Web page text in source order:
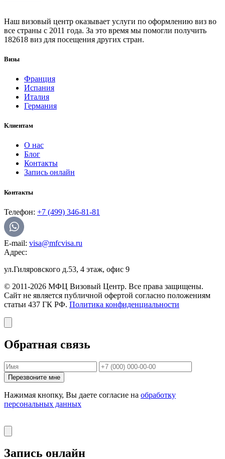
Наш визовый центр оказывает услуги по оформлению виз во
все страны с 2011 года. За это время мы помогли получить
182618 виз для посещения других стран.
Визы
Франция
Испания
Италия
Германия
Клиентам
О нас
Блог
Контакты
Запись онлайн
Контакты
Телефон: +7 (499) 346-81-81
E-mail: visa@mfcvisa.ru
Адрес:
ул.Гиляровского д.53, 4 этаж, офис 9
© 2011-2026 МФЦ Визовый Центр. Все права защищены.
Сайт не является публичной офертой согласно положениям
статьи 437 ГК РФ. Политика конфиденциальности
Обратная связь
Перезвоните мне
Нажимая кнопку, Вы даете согласие на обработку
персональных данных
Запись онлайн